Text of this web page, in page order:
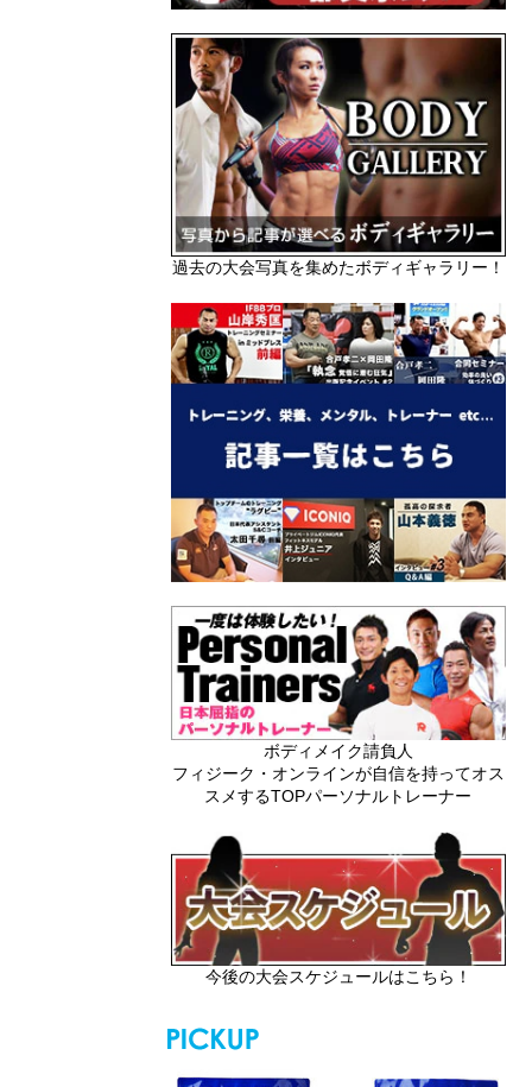
過去の大会写真を集めたボディギャラリー！
ボディメイク請負人
フィジーク・オンラインが自信を持ってオス
スメするTOPパーソナルトレーナー
今後の大会スケジュールはこちら！